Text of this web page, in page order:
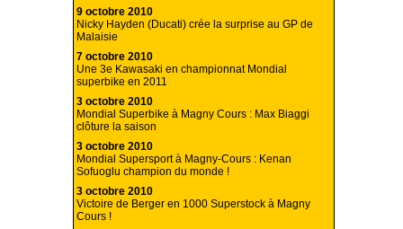
9 octobre 2010
Nicky Hayden (Ducati) crée la surprise au GP de
Malaisie
7 octobre 2010
Une 3e Kawasaki en championnat Mondial
superbike en 2011
3 octobre 2010
Mondial Superbike à Magny Cours : Max Biaggi
clôture la saison
3 octobre 2010
Mondial Supersport à Magny-Cours : Kenan
Sofuoglu champion du monde !
3 octobre 2010
Victoire de Berger en 1000 Superstock à Magny
Cours !